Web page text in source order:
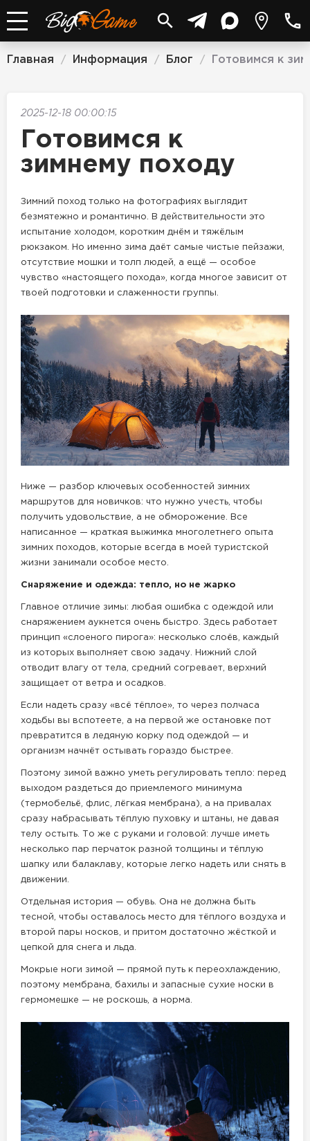
Главная / Информация / Блог / Готовимся к
2025-12-18 00:00:15
Готовимся к
зимнему походу
Зимний поход только на фотографиях выглядит
безмятежно и романтично. В действительности это
испытание холодом, коротким днём и тяжёлым
рюкзаком. Но именно зима даёт самые чистые пейзажи,
отсутствие мошки и толп людей, а ещё — особое
чувство «настоящего похода», когда многое зависит от
твоей подготовки и слаженности группы.
Ниже — разбор ключевых особенностей зимних
маршрутов для новичков: что нужно учесть, чтобы
получить удовольствие, а не обморожение. Все
написанное — краткая выжимка многолетнего опыта
зимних походов, которые всегда в моей туристской
жизни занимали особое место.
Снаряжение и одежда: тепло, но не жарко
Главное отличие зимы: любая ошибка с одеждой или
снаряжением аукнется очень быстро. Здесь работает
принцип «слоеного пирога»: несколько слоёв, каждый
из которых выполняет свою задачу. Нижний слой
отводит влагу от тела, средний согревает, верхний
защищает от ветра и осадков.
Если надеть сразу «всё тёплое», то через полчаса
ходьбы вы вспотеете, а на первой же остановке пот
превратится в ледяную корку под одеждой — и
организм начнёт остывать гораздо быстрее.
Поэтому зимой важно уметь регулировать тепло: перед
выходом раздеться до приемлемого минимума
(термобельё, флис, лёгкая мембрана), а на привалах
сразу набрасывать тёплую пуховку и штаны, не давая
телу остыть. То же с руками и головой: лучше иметь
несколько пар перчаток разной толщины и тёплую
шапку или балаклаву, которые легко надеть или снять в
движении.
Отдельная история — обувь. Она не должна быть
тесной, чтобы оставалось место для тёплого воздуха и
второй пары носков, и притом достаточно жёсткой и
цепкой для снега и льда.
Мокрые ноги зимой — прямой путь к переохлаждению,
поэтому мембрана, бахилы и запасные сухие носки в
гермомешке — не роскошь, а норма.